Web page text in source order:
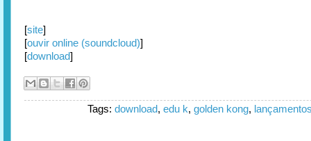
[site]
[ouvir online (soundcloud)]
[download]
Tags: download, edu k, golden kong,